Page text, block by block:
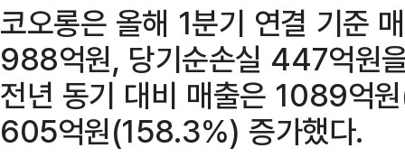
코오롱은 올해 1분기 연결 기준
988억원, 당기순손실 447억원
전년 동기 대비 매출은 1089억
605억원(158.3%) 증가했다.